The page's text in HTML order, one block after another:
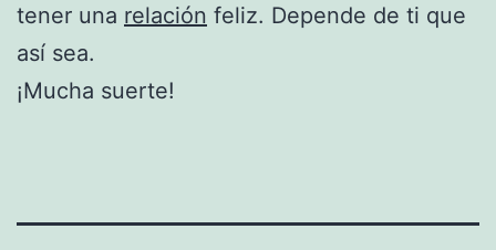
tener una relación feliz. Depende de ti que
así sea.
¡Mucha suerte!